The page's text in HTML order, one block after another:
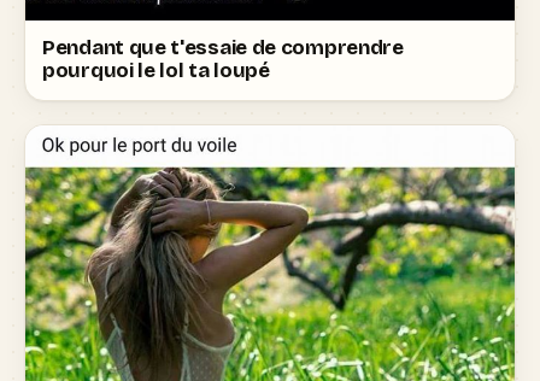
Pendant que t'essaie de comprendre
pourquoi le lol ta loupé